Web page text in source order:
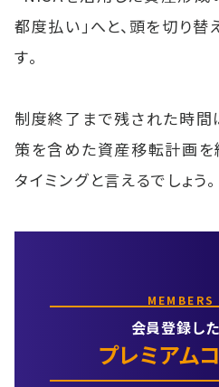
都度払い」へと、頭を切り
す。
制度終了まで残された時間
策を含めた資産移転計画を
タイミングと言えるでしょう。
会員登録し
プレミアム